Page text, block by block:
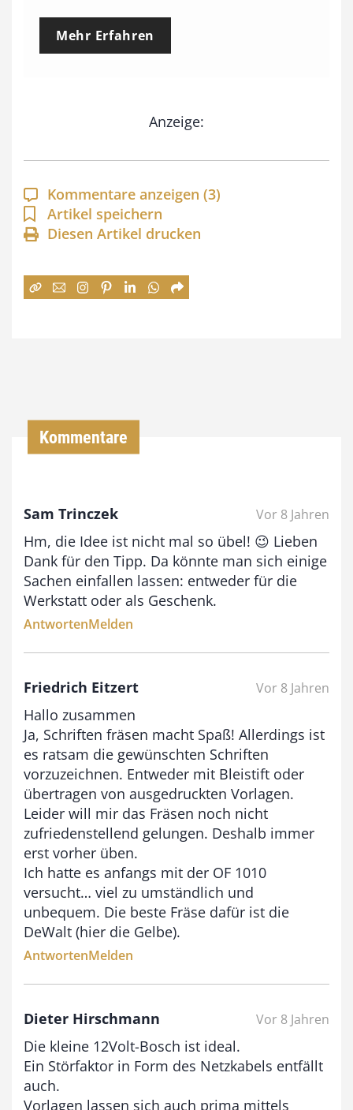
e
p
n
e
7
4
3
,
0
Mehr Erfahren
Anzeige:
Kommentare anzeigen (3)
Artikel speichern
Diesen Artikel drucken
Kommentare
Sam Trinczek Vor 8 Jahren
Hm, die Idee ist nicht mal so übel! 😉 Lieben
Dank für den Tipp. Da könnte man sich einige
Sachen einfallen lassen: entweder für die
Werkstatt oder als Geschenk.
AntwortenMelden
Friedrich Eitzert Vor 8 Jahren
Hallo zusammen
Ja, Schriften fräsen macht Spaß! Allerdings ist
es ratsam die gewünschten Schriften
vorzuzeichnen. Entweder mit Bleistift oder
übertragen von ausgedruckten Vorlagen.
Leider will mir das Fräsen noch nicht
zufriedenstellend gelungen. Deshalb immer
erst vorher üben.
Ich hatte es anfangs mit der OF 1010
versucht… viel zu umständlich und
unbequem. Die beste Fräse dafür ist die
DeWalt (hier die Gelbe).
AntwortenMelden
Dieter Hirschmann Vor 8 Jahren
Die kleine 12Volt-Bosch ist ideal.
Ein Störfaktor in Form des Netzkabels entfällt
auch.
Vorlagen lassen sich auch prima mittels